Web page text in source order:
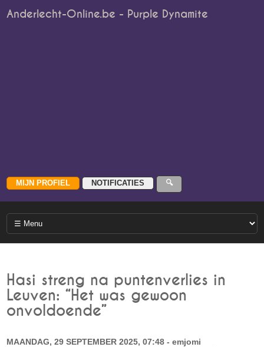
Anderlecht-Online.be - Purple Dynamite
Hasi streng na puntenverlies in
Leuven: “Het was gewoon
onvoldoende”
MAANDAG, 29 SEPTEMBER 2025, 07:48 - emjomi